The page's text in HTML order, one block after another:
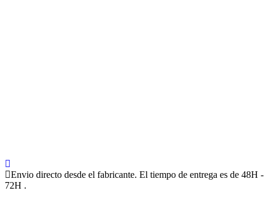
Envio directo desde el fabricante. El tiempo de entrega es de 48H -
72H .